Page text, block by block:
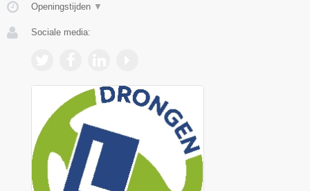
Openingstijden ▼
Sociale media: